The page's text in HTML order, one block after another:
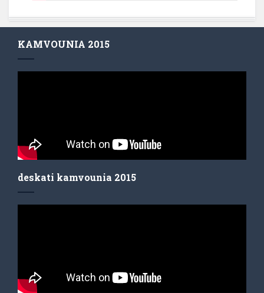
KAMVOUNIA 2015
deskati kamvounia 2015